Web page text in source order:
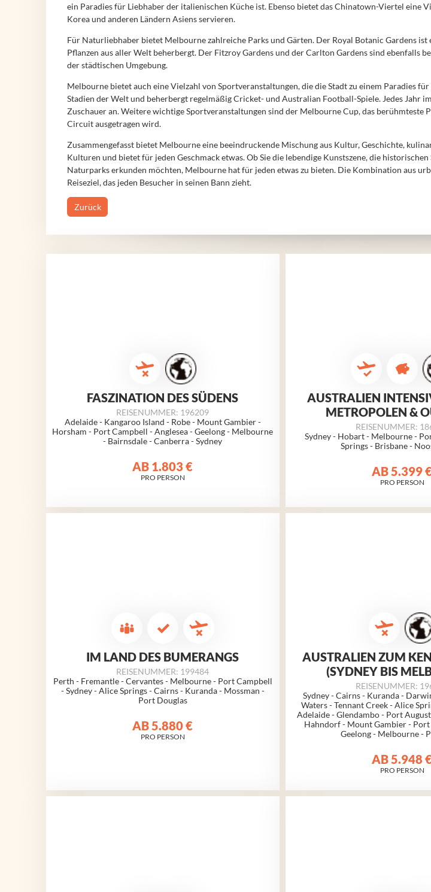
ein Paradies für Liebhaber der italienischen Küche ist. Ebenso bietet das Chinatown-Viertel eine
Korea und anderen Ländern Asiens servieren.
Für Naturliebhaber bietet Melbourne zahlreiche Parks und Gärten. Der Royal Botanic Gardens
Pflanzen aus aller Welt beherbergt. Der Fitzroy Gardens und der Carlton Gardens sind ebenfalls
der städtischen Umgebung.
Melbourne bietet auch eine Vielzahl von Sportveranstaltungen, die die Stadt zu einem Paradies
Stadien der Welt und beherbergt regelmäßig Cricket- und Australian Football-Spiele. Jedes Jahr
Zuschauer an. Weitere wichtige Sportveranstaltungen sind der Melbourne Cup, das
Circuit ausgetragen wird.
Zusammengefasst bietet Melbourne eine beeindruckende Mischung aus Kultur, Geschichte,
Kulturen und bietet für jeden Geschmack etwas. Ob Sie die lebendige Kunstszene, die
Naturparks erkunden möchten, Melbourne hat für jeden etwas zu bieten. Die Kombination aus
Reiseziel, das jeden Besucher in seinen Bann zieht.
Zurück
FASZINATION DES SÜDENS
REISENUMMER: 196209
Adelaide - Kangaroo Island - Robe - Mount Gambier -
Horsham - Port Campbell - Anglesea - Geelong - Melbourne
- Bairnsdale - Canberra - Sydney
AB 1.803 €
PRO PERSON
AUSTRALIEN
METROPOLEN &
REISENUMMER:
Sydney - Hobart - Melbourne-
Springs - Brisbane -
AB5.399
PRO PERSON
IM LAND DES BUMERANGS
REISENUMMER: 199484
Perth - Fremantle - Cervantes - Melbourne- Port Campbell
- Sydney - Alice Springs - Cairns - Kuranda - Mossman -
Port Douglas
AB5.880 €
PRO PERSON
AUSTRALIEN ZUM
(SYDNEY BIS
REISENUMMER:
Sydney - Cairns - Kuranda -
Waters - Tennant Creek - Alice
Adelaide - Glendambo - Port
Hahndorf - Mount Gambier -
Geelong - Melbourne-
AB5.948
PRO PERSON